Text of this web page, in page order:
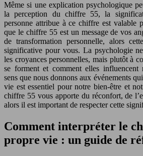
Même si une explication psychologique
la perception du chiffre 55, la
personne attribue à ce chiffre est valable
que le chiffre 55 est un message de vos
de transformation personnelle, alors
significative pour vous. La psychologie
les croyances personnelles, mais plutôt à
se forment et comment elles influencent
sens que nous donnons aux événements
vie est essentiel pour notre bien-être et
chiffre 55 vous apporte du réconfort, de
alors il est important de respecter cette
Comment interpréter le
propre vie : un guide de